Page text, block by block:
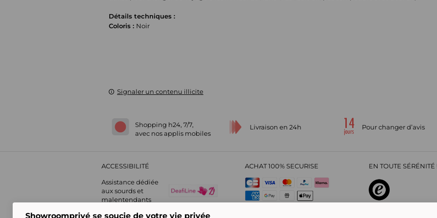
Détails techniques :
Coloris : Noir
Signaler un contenu illicite
Shopping h24, 7/7,
avec nos applis mobiles
Livraison en 24h Pour changer d’avis
ACCESSIBILITÉ
Assistance dédiée
aux sourds et
malentendants
ACHAT 100% SECURISE EN TOUTE SÉRÉNITÉ
Showroomprivé se soucie de votre vie privée